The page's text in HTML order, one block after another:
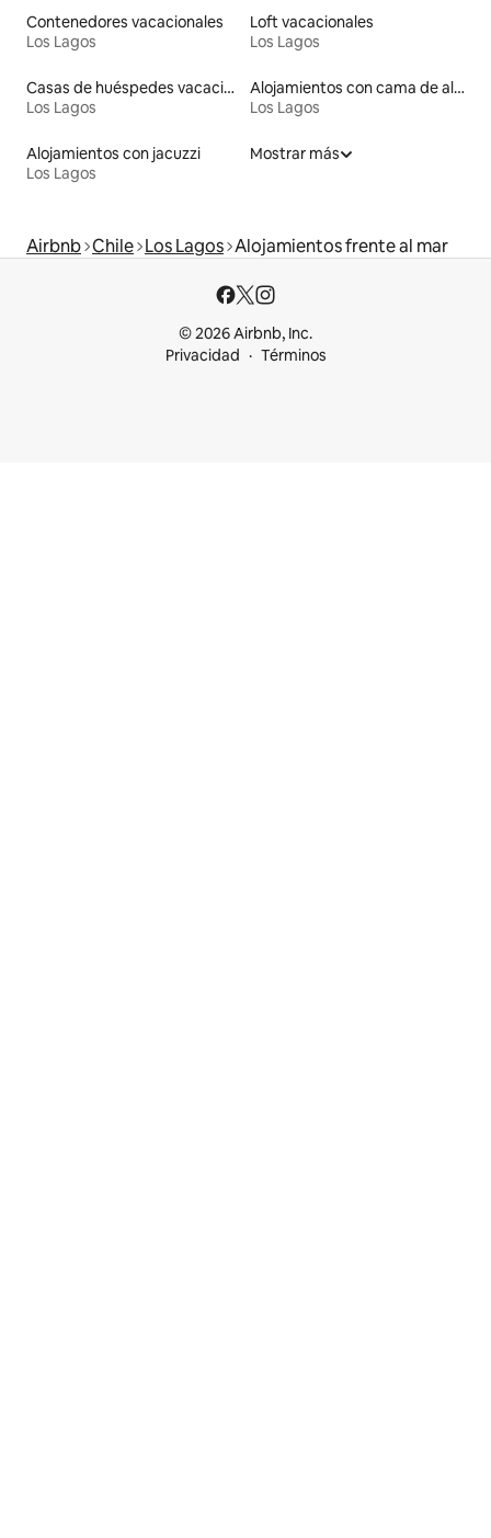
Contenedores vacacionales
Los Lagos
Loft vacacionales
Los Lagos
Casas de huéspedes vacacionales
Los Lagos
Alojamientos con cama de altura accesible
Los Lagos
Alojamientos con jacuzzi
Los Lagos
Mostrar más
Airbnb Chile Los Lagos Alojamientos frente al mar
© 2026 Airbnb, Inc.
Privacidad
Términos